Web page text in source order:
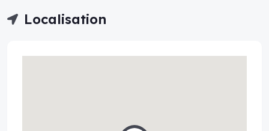
Localisation